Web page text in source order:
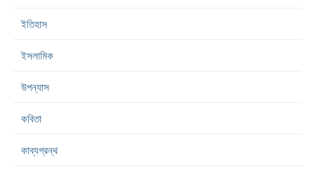
ইতিহাস
ইসলামিক
উপন্যাস
কবিতা
কাব্যগ্রন্থ